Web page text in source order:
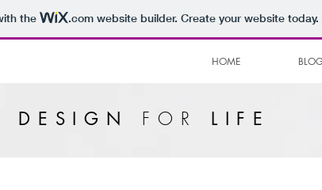
the .comwebsite builder. Create your website today.
HOME
DESIGN FOR LIFE